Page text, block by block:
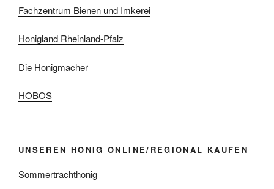
Fachzentrum Bienen und Imkerei
Honigland Rheinland-Pfalz
Die Honigmacher
HOBOS
UNSEREN HONIG ONLINE/REGIONAL KAUFEN
Sommertrachthonig